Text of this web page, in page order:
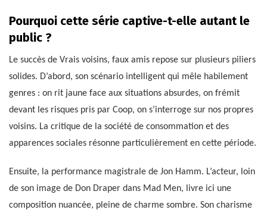
Pourquoi cette série captive-t-elle autant le
public ?
Le succès de Vrais voisins, faux amis repose sur plusieurs piliers
solides. D’abord, son scénario intelligent qui mêle habilement
genres : on rit jaune face aux situations absurdes, on frémit
devant les risques pris par Coop, on s’interroge sur nos propres
voisins. La critique de la société de consommation et des
apparences sociales résonne particulièrement en cette période.
Ensuite, la performance magistrale de Jon Hamm. L’acteur, loin
de son image de Don Draper dans Mad Men, livre ici une
composition nuancée, pleine de charme sombre. Son charisme